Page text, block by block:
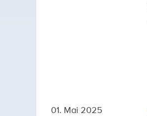
01. Mai 2025